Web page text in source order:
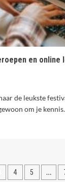
en online
de leukste
om je
4 5 …